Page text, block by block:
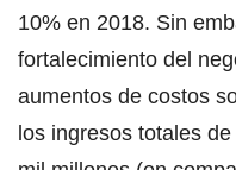
10% en 2018. Sin
fortalecimiento del
aumentos de costos
los ingresos totales